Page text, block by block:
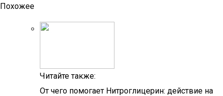
Похожее
Читайте также:
От чего помогает Нитроглицерин: действие на